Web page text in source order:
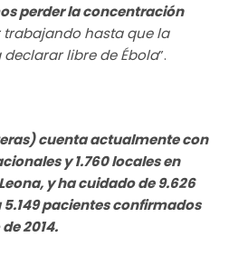
perder la concentración
trabajando hasta que la
libre de Ébola”.
cuenta actualmente con
y 1.760 locales en
y ha cuidado de 9.626
pacientes confirmados
2014.